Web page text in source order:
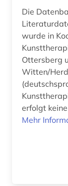
mode (1)
Die
wurde in
Ottersberg
Witten/
erfolgt
Mehr